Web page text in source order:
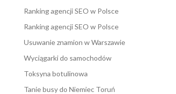
Ranking agencji SEO w Polsce
Ranking agencji SEO w Polsce
Usuwanie znamion w Warszawie
Wyciągarki do samochodów
Toksyna botulinowa
Tanie busy do Niemiec Toruń